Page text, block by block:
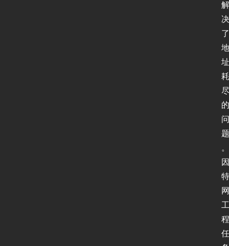
解
决
了
地
址
耗
尽
的
问
题
。
因
特
网
工
程
任